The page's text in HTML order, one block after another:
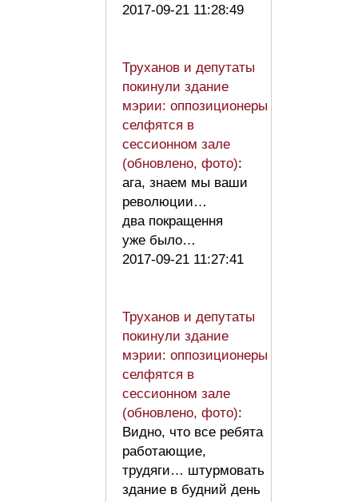
2017-09-21 11:28:49
Труханов и депутаты
покинули здание
мэрии: оппозиционеры
селфятся в
сессионном зале
(обновлено, фото):
ага, знаем мы ваши
революции…
два покращення
уже было…
2017-09-21 11:27:41
Труханов и депутаты
покинули здание
мэрии: оппозиционеры
селфятся в
сессионном зале
(обновлено, фото):
Видно, что все ребята
работающие,
трудяги… штурмовать
здание в будний день